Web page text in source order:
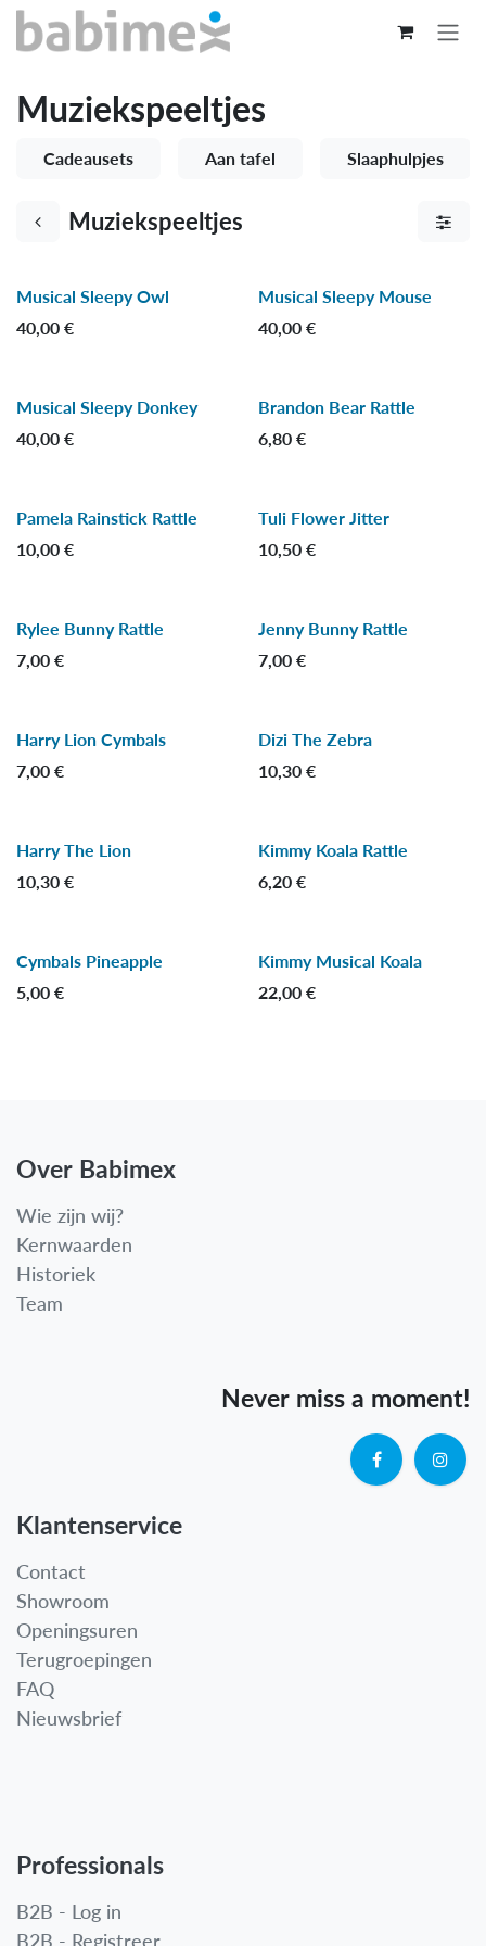
Overslaan naar inhoud
Muziekspeeltjes
Cadeausets Aan tafel Slaaphulpjes
Muziekspeeltjes
-50 %
Musical Sleepy Owl
40,00 €
-50 %
Musical Sleepy Mouse
40,00€
-50 %
Musical Sleepy Donkey
40,00 €
Brandon Bear Rattle
6,80€
Pamela Rainstick Rattle
10,00 €
Tuli Flower Jitter
10,50€
Rylee Bunny Rattle
7,00 €
Jenny Bunny Rattle
7,00€
Harry Lion Cymbals
7,00 €
-50 %
Dizi The Zebra
10,30€
Harry The Lion
10,30 €
Kimmy Koala Rattle
6,20€
-50 %
Cymbals Pineapple
5,00 €
Kimmy Musical Koala
22,00€
Over Babimex
Wie zijn wij?
Kernwaarden
Historiek
Team
Never miss a moment!
Klantenservice
Contact
Showroom
Openingsuren
Terugroepingen
FAQ
Nieuwsbrief
Professionals
B2B - Log in
B2B - Registreer